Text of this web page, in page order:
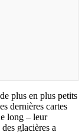
plus en plus petits
dernières cartes
long – leur
glacières a